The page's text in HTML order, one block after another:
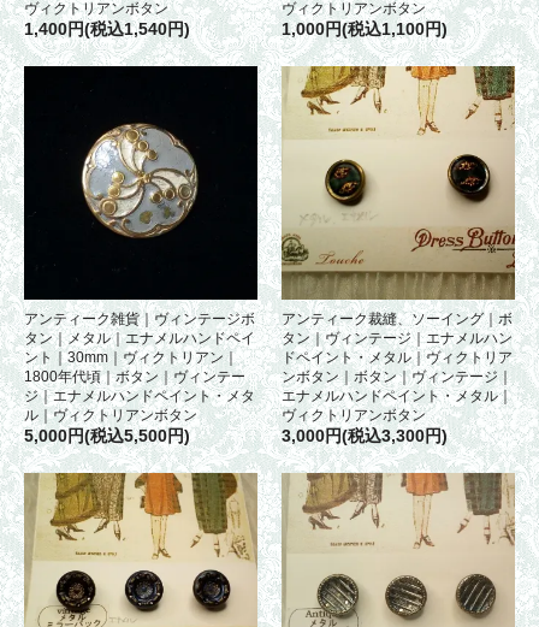
ヴィクトリアンボタン
1,400円(税込1,540円)
ヴィクトリアンボタン
1,000円(税込1,100円)
アンティーク雑貨｜ヴィンテージボ
タン｜メタル｜エナメルハンドペイ
ント｜30mm｜ヴィクトリアン｜
1800年代頃｜ボタン｜ヴィンテー
ジ｜エナメルハンドペイント・メタ
ル｜ヴィクトリアンボタン
5,000円(税込5,500円)
アンティーク裁縫、ソーイング｜ボ
タン｜ヴィンテージ｜エナメルハン
ドペイント・メタル｜ヴィクトリア
ンボタン｜ボタン｜ヴィンテージ｜
エナメルハンドペイント・メタル｜
ヴィクトリアンボタン
3,000円(税込3,300円)